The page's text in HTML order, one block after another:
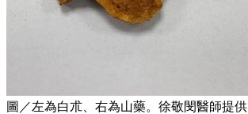
圖／左為白朮、右為山藥。徐敬閔醫師提供